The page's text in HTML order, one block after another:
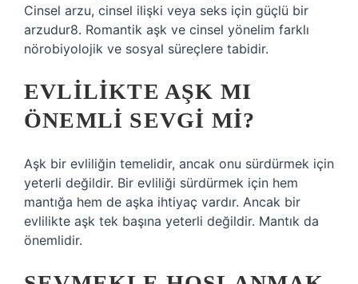
Cinsel arzu, cinsel ilişki veya seks için güçlü bir
arzudur8. Romantik aşk ve cinsel yönelim farklı
nörobiyolojik ve sosyal süreçlere tabidir.
EVLILIKTE AŞK MI
ÖNEMLI SEVGI MI?
Aşk bir evliliğin temelidir, ancak onu sürdürmek için
yeterli değildir. Bir evliliği sürdürmek için hem
mantığa hem de aşka ihtiyaç vardır. Ancak bir
evlilikte aşk tek başına yeterli değildir. Mantık da
önemlidir.